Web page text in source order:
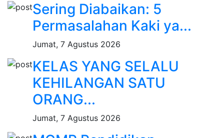
Sering Diabaikan: 5
Permasalahan Kaki ya...
Jumat, 7 Agustus 2026
KELAS YANG SELALU
KEHILANGAN SATU
ORANG...
Jumat, 7 Agustus 2026